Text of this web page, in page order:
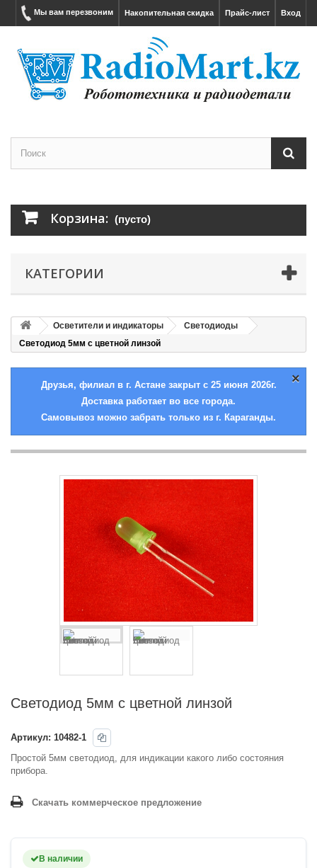
Вход
Прайс-лист
Накопительная скидка
Мы вам перезвоним
Корзина: (пусто)
КАТЕГОРИИ
Осветители и индикаторы
Cветодиоды
Светодиод 5мм с цветной линзой
×
Друзья, филиал в г. Астане закрыт с 25 июня 2026г.
Доставка работает во все города.
Самовывоз можно забрать только из г. Караганды.
Светодиод 5мм с цветной линзой
Артикул: 10482-1
Простой 5мм светодиод, для индикации какого либо состояния
прибора.
Скачать коммерческое предложение
В наличии